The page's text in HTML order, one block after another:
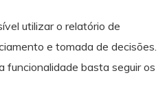
utilizar o relatório de
e tomada de decisões.
funcionalidade basta seguir os